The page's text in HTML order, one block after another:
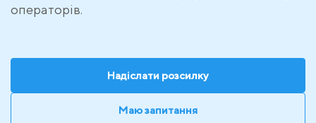
операторів.
Надіслати розсилку
Маю запитання